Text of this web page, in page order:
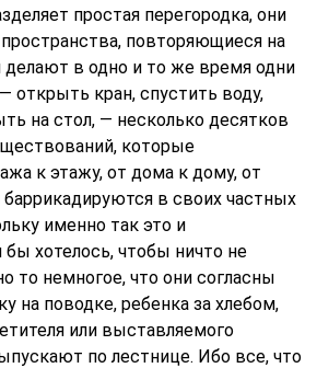
простая перегородка, они
повторяющиеся на
в одно и то же время одни
открыть кран, спустить воду,
на стол, — несколько десятков
которые
к этажу, от дома к дому, от
в своих частных
именно так это и
хотелось, чтобы ничто не
то немногое, что они согласны
на поводке, ребенка за хлебом,
или выставляемого
по лестнице. Ибо все, что